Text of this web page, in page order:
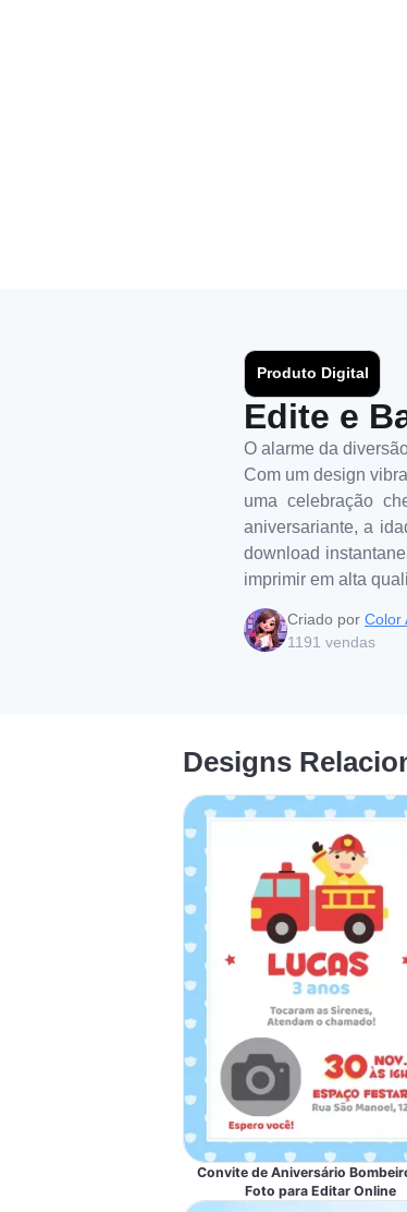
Produto Digital
Edite e
O alarme da
Com um design
uma celebração
aniversariante, a
download
imprimir em alta
Criado por Color
1191 vendas
Designs
Convite de Aniversário
Foto para Editar Online